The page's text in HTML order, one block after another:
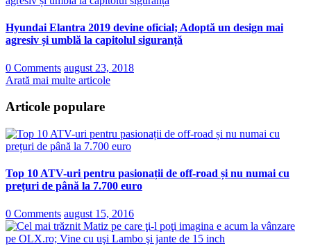
Hyundai Elantra 2019 devine oficial; Adoptă un design mai
agresiv și umblă la capitolul siguranță
0 Comments august 23, 2018
Arată mai multe articole
Articole populare
Top 10 ATV-uri pentru pasionații de off-road și nu numai cu
prețuri de până la 7.700 euro
0 Comments august 15, 2016